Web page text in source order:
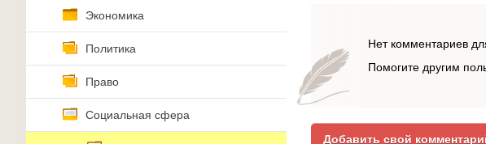
Экономика
Политика
Право
Социальная сфера
Нет комментариев
Помогите другим
Добавить свой